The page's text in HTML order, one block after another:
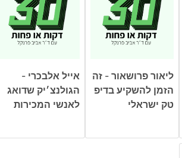
ליאור פרושאור - זה
הזמן להשקיע בדיפ
טק ישראלי
אייל אלבכרי -
הגולנצ׳יק שדואג
לאנשי המכירות